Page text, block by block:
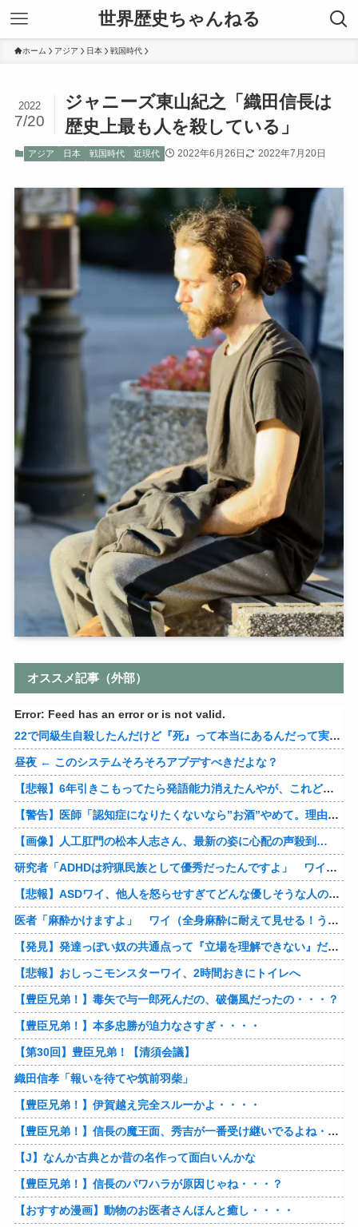
世界歴史ちゃんねる
ホーム アジア 日本 戦国時代
ジャニーズ東山紀之「織田信長は
歴史上最も人を殺している」
2022
7/20
アジア 日本 戦国時代 近現代 2022年6月26日 2022年7月20日
オススメ記事（外部）
Error: Feed has an error or is not valid.
22で同級生自殺したんだけど『死』って本当にあるんだって実感して怖くなってきた
昼夜 ← このシステムそろそろアプデすべきだよな？
【悲報】6年引きこもってたら発語能力消えたんやが、これどうやって直せばええんや？
【警告】医師「認知症になりたくないなら”お酒”やめて。理由がこれ」
【画像】人工肛門の松本人志さん、最新の姿に心配の声殺到…
研究者「ADHDは狩猟民族として優秀だったんですよ」 ワイ「…おかしいですよね？」→
【悲報】ASDワイ、他人を怒らせすぎてどんな優しそうな人の怒り顔も余裕で想像できるようになってしまう
医者「麻酔かけますよ」 ワイ（全身麻酔に耐えて見せる！うおおおおおお！！！！）→
【発見】発達っぽい奴の共通点って『立場を理解できない』だよな
【悲報】おしっこモンスターワイ、2時間おきにトイレへ
【豊臣兄弟！】毒矢で与一郎死んだの、破傷風だったの・・・？
【豊臣兄弟！】本多忠勝が迫力なさすぎ・・・・
【第30回】豊臣兄弟！【清須会議】
織田信孝「報いを待てや筑前羽柴」
【豊臣兄弟！】伊賀越え完全スルーかよ・・・・
【豊臣兄弟！】信長の魔王面、秀吉が一番受け継いでるよね・・・？
【J】なんか古典とか昔の名作って面白いんかな
【豊臣兄弟！】信長のパワハラが原因じゃね・・・？
【おすすめ漫画】動物のお医者さんほんと癒し・・・・